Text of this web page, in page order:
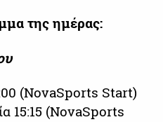
της ημέρας:
(NovaSports Start)
15:15 (NovaSports